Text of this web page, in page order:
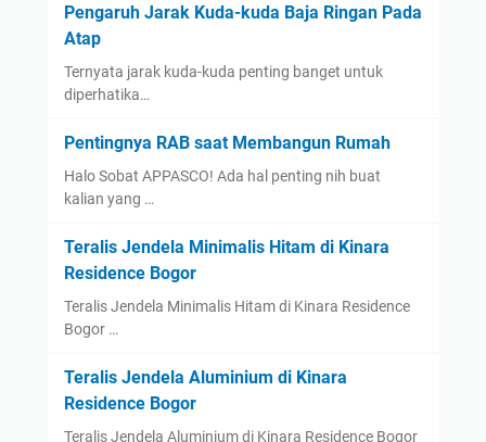
Pengaruh Jarak Kuda-kuda Baja Ringan Pada
Atap
Ternyata jarak kuda-kuda penting banget untuk
diperhatika…
Pentingnya RAB saat Membangun Rumah
Halo Sobat APPASCO! Ada hal penting nih buat
kalian yang …
Teralis Jendela Minimalis Hitam di Kinara
Residence Bogor
Teralis Jendela Minimalis Hitam di Kinara Residence
Bogor …
Teralis Jendela Aluminium di Kinara
Residence Bogor
Teralis Jendela Aluminium di Kinara Residence Bogor